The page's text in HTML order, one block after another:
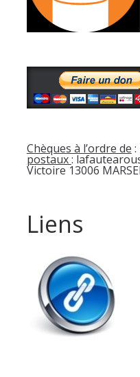
Chèques à l’ordre de
postaux:
Victoire 13006
Liens